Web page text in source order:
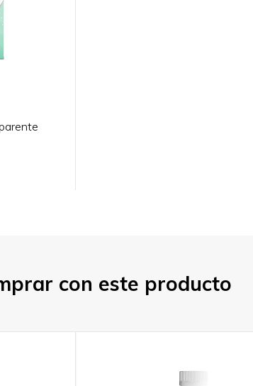
con este producto